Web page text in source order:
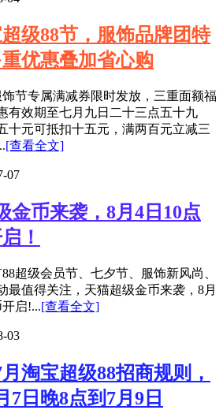
级88节，服饰品牌团特
优惠叠加省心购
饰节专属满减券限时发放，三重面额福
有效期至七月九日二十三点五十九
十元可抵扣十五元，满两百元立减三
[查看全文]
07
金币来袭，8月4日10点
！
超级会员节、七夕节、服饰新风尚、
最值得关注，天猫超级金币来袭，8月
启!...[查看全文]
03
淘宝超级88招商规则，
7日晚8点到7月9日